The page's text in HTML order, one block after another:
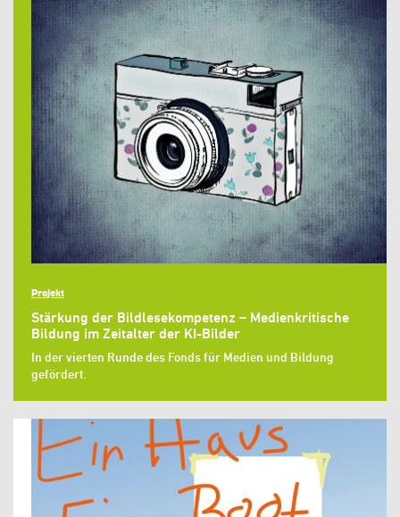
Projekt
Stärkung der Bildlesekompetenz – Medienkritische
Bildung im Zeitalter der KI-Bilder
In der vierten Runde des Fonds für Medien und Bildung
gefördert.